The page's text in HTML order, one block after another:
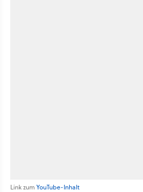
Link zum YouTube-Inhalt